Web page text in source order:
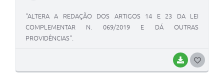
BAIXAR
"ALTERA A REDAÇÃO DOS ARTIGOS 14 E 23 DA LEI
COMPLEMENTAR N. 069/2019 E DÁ OUTRAS
PROVIDÊNCIAS".